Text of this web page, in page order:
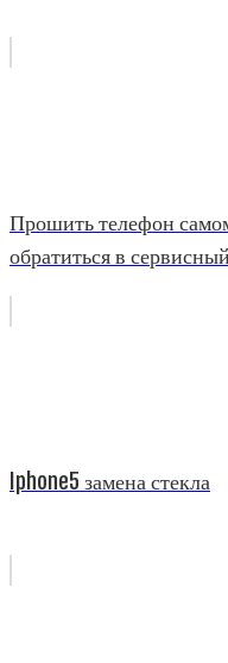
Прошить телефон
обратиться в
Iphone5 замена стекла